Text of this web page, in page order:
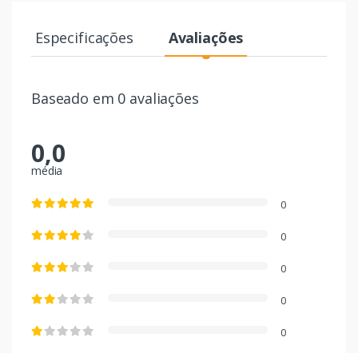
Especificações Avaliações
Baseado em 0 avaliações
0,0
média
0
0
0
0
0